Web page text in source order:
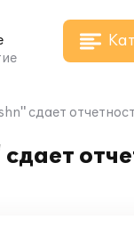
сдает